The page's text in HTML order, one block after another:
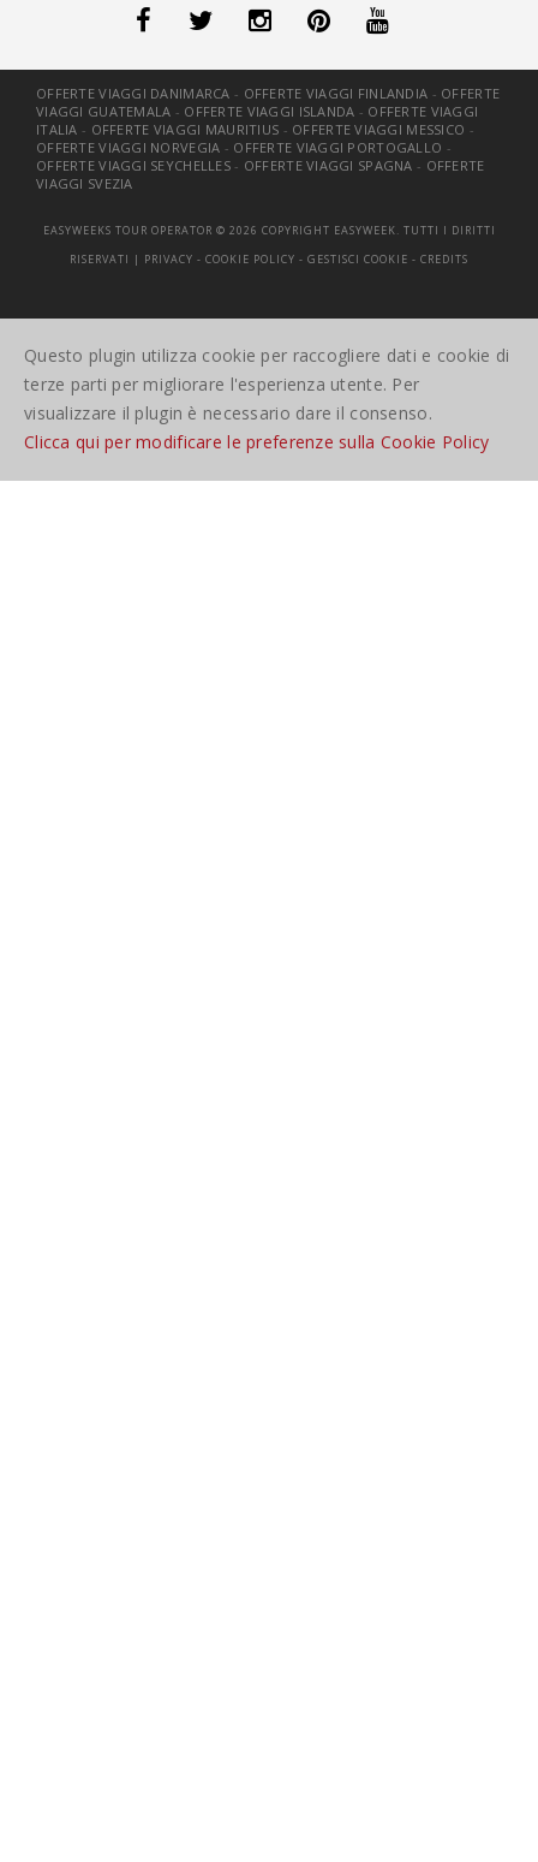
OFFERTE VIAGGI DANIMARCA - OFFERTE VIAGGI FINLANDIA - OFFERTE
VIAGGI GUATEMALA - OFFERTE VIAGGI ISLANDA - OFFERTE VIAGGI
ITALIA - OFFERTE VIAGGI MAURITIUS - OFFERTE VIAGGI MESSICO -
OFFERTE VIAGGI NORVEGIA - OFFERTE VIAGGI PORTOGALLO -
OFFERTE VIAGGI SEYCHELLES - OFFERTE VIAGGI SPAGNA - OFFERTE
VIAGGI SVEZIA
EASYWEEKS TOUR OPERATOR © 2026 COPYRIGHT EASYWEEK. TUTTI I DIRITTI
RISERVATI | PRIVACY - COOKIE POLICY - GESTISCI COOKIE - CREDITS
Questo plugin utilizza cookie per raccogliere dati e cookie di
terze parti per migliorare l'esperienza utente. Per
visualizzare il plugin è necessario dare il consenso.
Clicca qui per modificare le preferenze sulla Cookie Policy